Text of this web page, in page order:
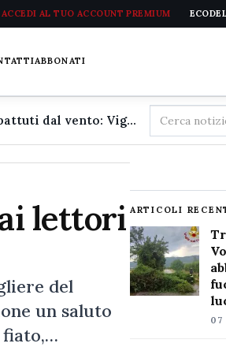
ACCEDI AL TUO ACCOUNT PREMIUM
ABBONATI
Tromba d'aria nella valle del Volturno, decine di alberi abbattuti dal vento: Vigili del fuoco ripristinano lo stato dei luoghi
Cerca
nel
lettori
del
un saluto
ARTICOLI
07